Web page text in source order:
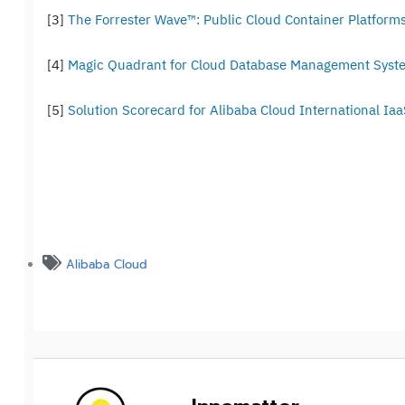
[3] The Forrester Wave™: Public Cloud Container
[4] Magic Quadrant for Cloud Database Management
[5] Solution Scorecard for Alibaba Cloud International
Alibaba Cloud